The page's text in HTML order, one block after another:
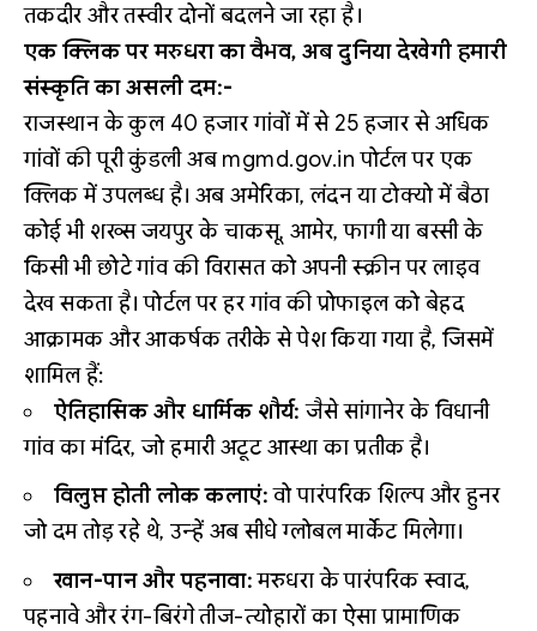
तकदीर और तस्वीर दोनों बदलने जा रहा है।
एक क्लिक पर मरुधरा का वैभव, अब दुनिया देखेगी हमारी
संस्कृति का असली दम:-
राजस्थान के कुल 40 हजार गांवों में से 25 हजार से अधिक
गांवों की पूरी कुंडली अब mgmd.gov.in पोर्टल पर एक
क्लिक में उपलब्ध है। अब अमेरिका, लंदन या टोक्यो में बैठा
कोई भी शख्स जयपुर के चाकसू, आमेर, फागी या बस्सी के
किसी भी छोटे गांव की विरासत को अपनी स्क्रीन पर लाइव
देख सकता है। पोर्टल पर हर गांव की प्रोफाइल को बेहद
आक्रामक और आकर्षक तरीके से पेश किया गया है, जिसमें
शामिल हैं:
ऐतिहासिक और धार्मिक शौर्य: जैसे सांगानेर के विधानी
गांव का मंदिर, जो हमारी अटूट आस्था का प्रतीक है।
विलुप्त होती लोक कलाएं:वो पारंपरिक शिल्प और हुनर
जो दम तोड़ रहे थे, उन्हें अब सीधे ग्लोबल मार्केट मिलेगा।
खान-पान और पहनावा:मरुधरा के पारंपरिक स्वाद,
पहनावे और रंग-बिरंगे तीज-त्योहारों का ऐसा प्रामाणिक